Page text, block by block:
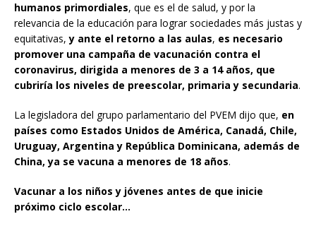
humanos primordiales, que es el de salud, y por la
relevancia de la educación para lograr sociedades más justas y
equitativas,y ante el retorno a las aulas, es necesario
promover una campaña de vacunación contra el
coronavirus, dirigida a menores de 3 a 14 años, que
cubriría los niveles de preescolar, primaria y secundaria.
La legisladora del grupo parlamentario del PVEM dijo que, en
países como Estados Unidos de América, Canadá, Chile,
Uruguay, Argentina y República Dominicana, además de
China, ya se vacuna a menores de 18 años.
Vacunar a los niños y jóvenes antes de que inicie
próximo ciclo escolar…